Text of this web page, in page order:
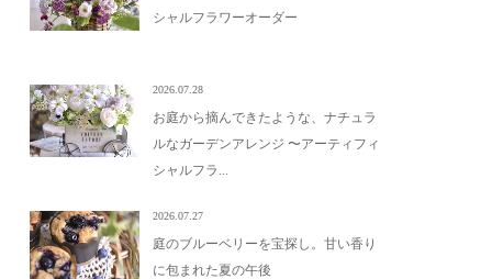
シャルフラワーオーダー
2026.07.28
お庭から摘んできたような、ナチュラ
ルなガーデンアレンジ 〜アーティフィ
シャルフラ...
2026.07.27
庭のブルーベリーを宝探し。甘い香り
に包まれた夏の午後